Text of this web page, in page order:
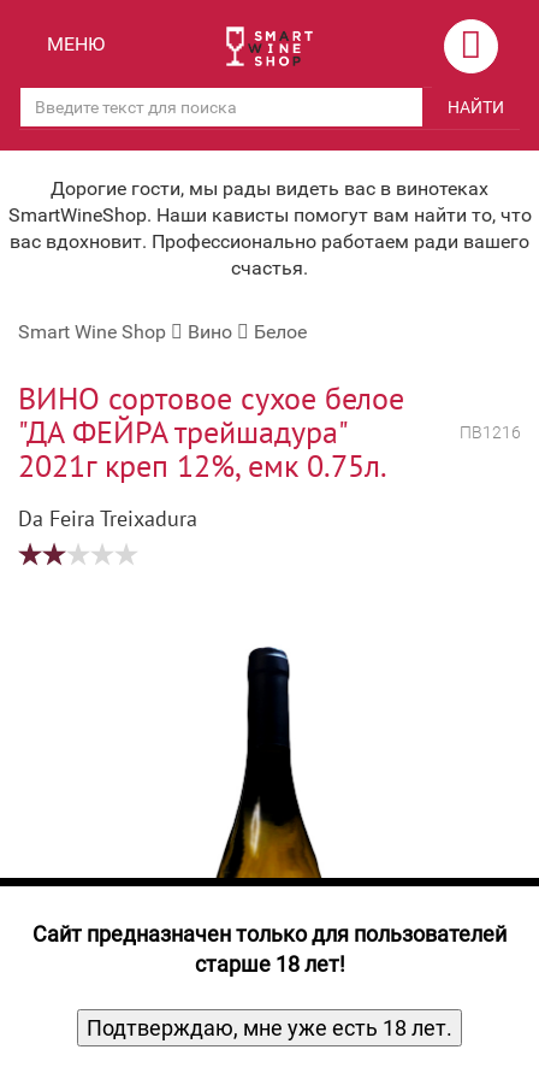
Скидки
Мероприятия
Корпоративным клиентам
Под заказ
Бонусная система
Наша команда
Вино крепленое
Вино игристое и Шампанское
Вино безалкогольное
Бренди, Коньяк, Арманьяк
Виски и Бурбон
Пиво и слабоалк. напитки
Прочие алкогольные напитки
МЕНЮ
НАЙТИ
Дорогие гости, мы рады видеть вас в винотеках
SmartWineShop. Наши кависты помогут вам найти то, что
вас вдохновит. Профессионально работаем ради вашего
счастья.
Smart Wine Shop Вино Белое
ВИНО сортовое сухое белое
"ДА ФЕЙРА трейшадура"
2021г креп 12%, емк 0.75л.
ПВ1216
Da Feira Treixadura
Cайт предназначен только для пользователей
старше 18 лет!
Подтверждаю, мне уже есть 18 лет.